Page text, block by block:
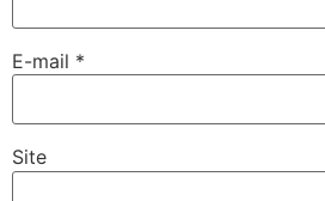
E-mail *
Site